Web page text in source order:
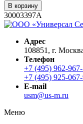
В корзину
30003397A
Адрес
108851, г.
Телефон
+7 (495) 962-
+7 (495) 925-
E-mail
usm@us-m.ru
Меню